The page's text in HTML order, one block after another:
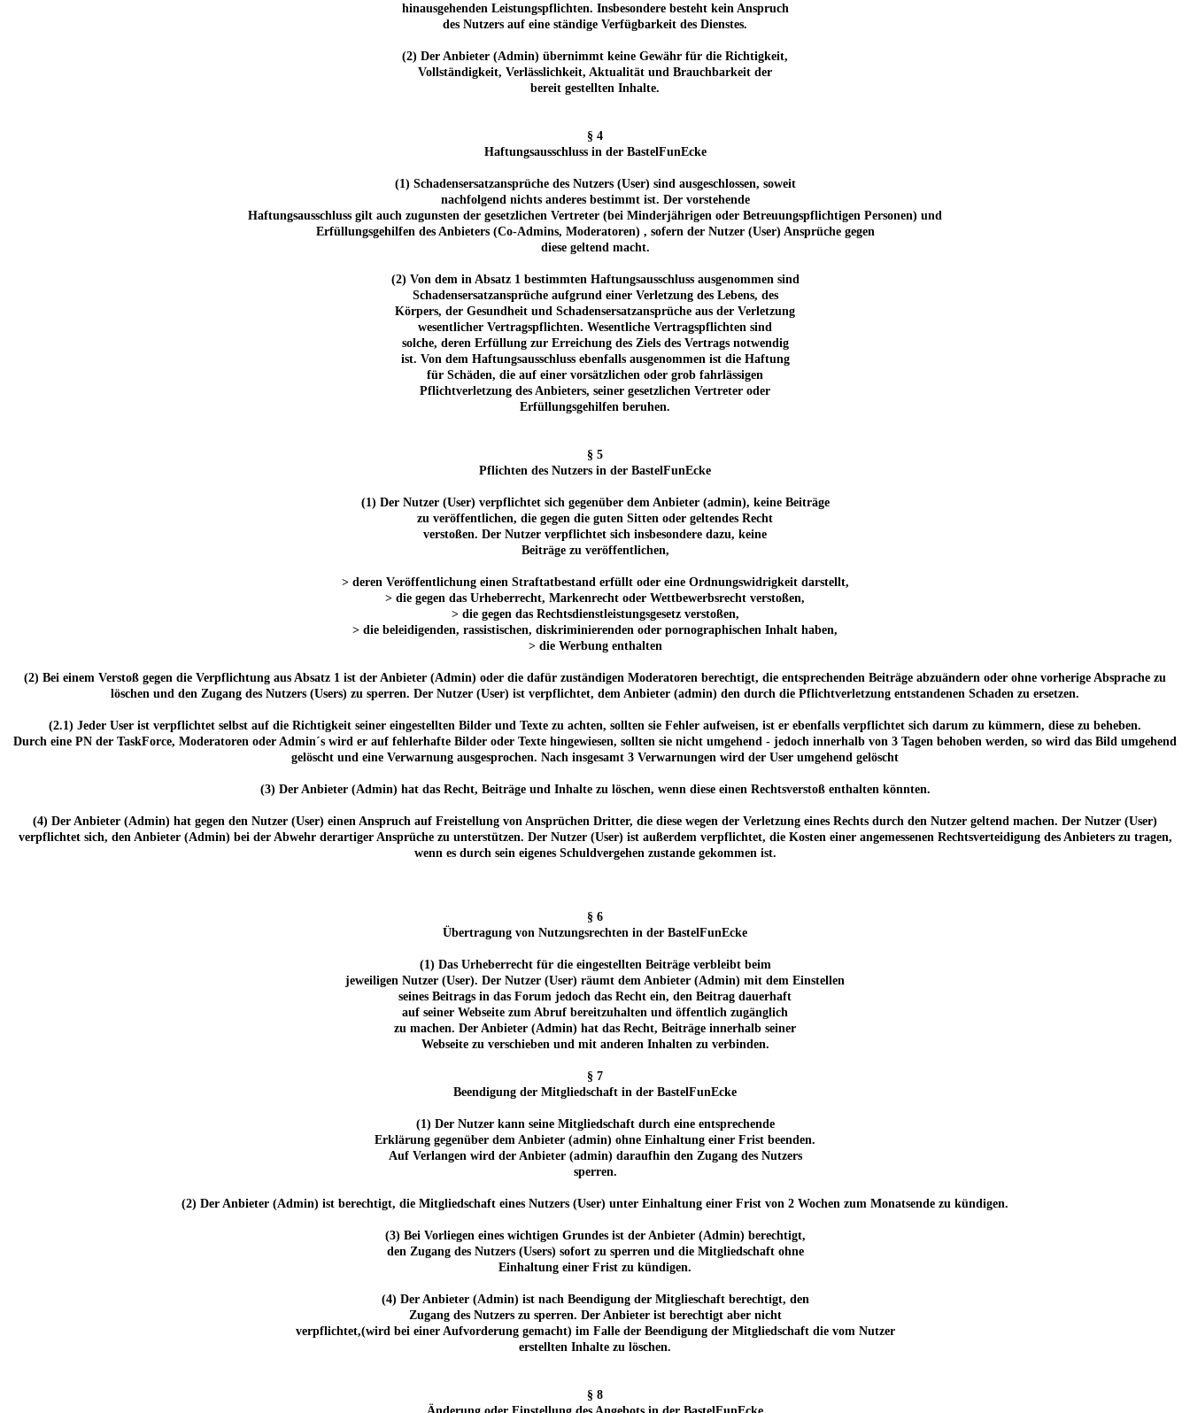
hinausgehenden Leistungspflichten. Insbesondere besteht kein Anspruch
des Nutzers auf eine ständige Verfügbarkeit des Dienstes.
(2) Der Anbieter (Admin) übernimmt keine Gewähr für die Richtigkeit,
Vollständigkeit, Verlässlichkeit, Aktualität und Brauchbarkeit der
bereit gestellten Inhalte.
§ 4
Haftungsausschluss in der BastelFunEcke
(1) Schadensersatzansprüche des Nutzers (User) sind ausgeschlossen, soweit
nachfolgend nichts anderes bestimmt ist. Der vorstehende
Haftungsausschluss gilt auch zugunsten der gesetzlichen Vertreter (bei Minderjährigen oder Betreuungspflichtigen Personen) und
Erfüllungsgehilfen des Anbieters (Co-Admins, Moderatoren) , sofern der Nutzer (User) Ansprüche gegen
diese geltend macht.
(2) Von dem in Absatz 1 bestimmten Haftungsausschluss ausgenommen sind
Schadensersatzansprüche aufgrund einer Verletzung des Lebens, des
Körpers, der Gesundheit und Schadensersatzansprüche aus der Verletzung
wesentlicher Vertragspflichten. Wesentliche Vertragspflichten sind
solche, deren Erfüllung zur Erreichung des Ziels des Vertrags notwendig
ist. Von dem Haftungsausschluss ebenfalls ausgenommen ist die Haftung
für Schäden, die auf einer vorsätzlichen oder grob fahrlässigen
Pflichtverletzung des Anbieters, seiner gesetzlichen Vertreter oder
Erfüllungsgehilfen beruhen.
§ 5
Pflichten des Nutzers in der BastelFunEcke
(1) Der Nutzer (User) verpflichtet sich gegenüber dem Anbieter (admin), keine Beiträge
zu veröffentlichen, die gegen die guten Sitten oder geltendes Recht
verstoßen. Der Nutzer verpflichtet sich insbesondere dazu, keine
Beiträge zu veröffentlichen,
> deren Veröffentlichung einen Straftatbestand erfüllt oder eine Ordnungswidrigkeit darstellt,
> die gegen das Urheberrecht, Markenrecht oder Wettbewerbsrecht verstoßen,
> die gegen das Rechtsdienstleistungsgesetz verstoßen,
> die beleidigenden, rassistischen, diskriminierenden oder pornographischen Inhalt haben,
> die Werbung enthalten
(2) Bei einem Verstoß gegen die Verpflichtung aus Absatz 1 ist der Anbieter (Admin) oder die dafür zuständigen Moderatoren berechtigt, die entsprechenden Beiträge abzuändern oder ohne vorherige Absprache zu
löschen und den Zugang des Nutzers (Users) zu sperren. Der Nutzer (User) ist verpflichtet, dem Anbieter (admin) den durch die Pflichtverletzung entstandenen Schaden zu ersetzen.
(2.1) Jeder User ist verpflichtet selbst auf die Richtigkeit seiner eingestellten Bilder und Texte zu achten, sollten sie Fehler aufweisen, ist er ebenfalls verpflichtet sich darum zu kümmern, diese zu beheben.
Durch eine PN der TaskForce, Moderatoren oder Admin´s wird er auf fehlerhafte Bilder oder Texte hingewiesen, sollten sie nicht umgehend - jedoch innerhalb von 3 Tagen behoben werden, so wird das Bild umgehend
gelöscht und eine Verwarnung ausgesprochen. Nach insgesamt 3 Verwarnungen wird der User umgehend gelöscht
(3) Der Anbieter (Admin) hat das Recht, Beiträge und Inhalte zu löschen, wenn diese einen Rechtsverstoß enthalten könnten.
(4) Der Anbieter (Admin) hat gegen den Nutzer (User) einen Anspruch auf Freistellung von Ansprüchen Dritter, die diese wegen der Verletzung eines Rechts durch den Nutzer geltend machen. Der Nutzer (User)
verpflichtet sich, den Anbieter (Admin) bei der Abwehr derartiger Ansprüche zu unterstützen. Der Nutzer (User) ist außerdem verpflichtet, die Kosten einer angemessenen Rechtsverteidigung des Anbieters zu tragen,
wenn es durch sein eigenes Schuldvergehen zustande gekommen ist.
§ 6
Übertragung von Nutzungsrechten in der BastelFunEcke
(1) Das Urheberrecht für die eingestellten Beiträge verbleibt beim
jeweiligen Nutzer (User). Der Nutzer (User) räumt dem Anbieter (Admin) mit dem Einstellen
seines Beitrags in das Forum jedoch das Recht ein, den Beitrag dauerhaft
auf seiner Webseite zum Abruf bereitzuhalten und öffentlich zugänglich
zu machen. Der Anbieter (Admin) hat das Recht, Beiträge innerhalb seiner
Webseite zu verschieben und mit anderen Inhalten zu verbinden.
§ 7
Beendigung der Mitgliedschaft in der BastelFunEcke
(1) Der Nutzer kann seine Mitgliedschaft durch eine entsprechende
Erklärung gegenüber dem Anbieter (admin) ohne Einhaltung einer Frist beenden.
Auf Verlangen wird der Anbieter (admin) daraufhin den Zugang des Nutzers
sperren.
(2) Der Anbieter (Admin) ist berechtigt, die Mitgliedschaft eines Nutzers (User) unter Einhaltung einer Frist von 2 Wochen zum Monatsende zu kündigen.
(3) Bei Vorliegen eines wichtigen Grundes ist der Anbieter (Admin) berechtigt,
den Zugang des Nutzers (Users) sofort zu sperren und die Mitgliedschaft ohne
Einhaltung einer Frist zu kündigen.
(4) Der Anbieter (Admin) ist nach Beendigung der Mitglieschaft berechtigt, den
Zugang des Nutzers zu sperren. Der Anbieter ist berechtigt aber nicht
verpflichtet,(wird bei einer Aufvorderung gemacht) im Falle der Beendigung der Mitgliedschaft die vom Nutzer
erstellten Inhalte zu löschen.
§ 8